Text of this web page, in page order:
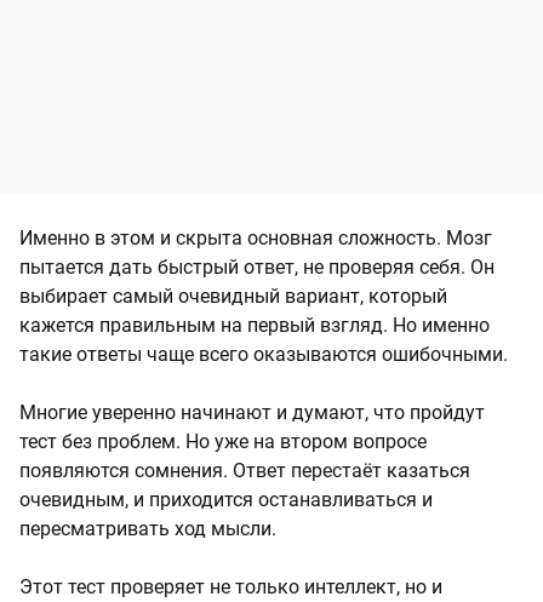
Именно в этом и скрыта основная сложность. Мозг
пытается дать быстрый ответ, не проверяя себя. Он
выбирает самый очевидный вариант, который
кажется правильным на первый взгляд. Но именно
такие ответы чаще всего оказываются ошибочными.
Многие уверенно начинают и думают, что пройдут
тест без проблем. Но уже на втором вопросе
появляются сомнения. Ответ перестаёт казаться
очевидным, и приходится останавливаться и
пересматривать ход мысли.
Этот тест проверяет не только интеллект, но и